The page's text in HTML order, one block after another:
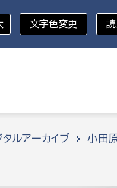
防災・ハザ
分野を
文字色変更
ルアーカイブ 小田